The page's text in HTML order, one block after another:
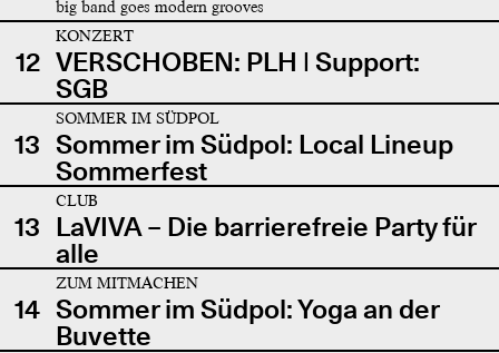
big band goes modern grooves
12
KONZERT
VERSCHOBEN: PLH | Support:
SGB
13
SOMMER IM SÜDPOL
Sommer im Südpol: Local Lineup
Sommerfest
13
CLUB
LaVIVA – Die barrierefreie Party für
alle
14
ZUM MITMACHEN
Sommer im Südpol: Yoga an der
Buvette